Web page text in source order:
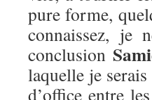
pure forme,
connaissez, je
conclusion
laquelle je
d’office entre